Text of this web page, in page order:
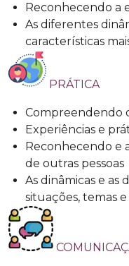
Reconhecendo a
As diferentes
características
PRÁTICA
Compreendendo
Experiências e
Reconhecendo e
de outras pessoas
As dinâmicas e as
situações, temas